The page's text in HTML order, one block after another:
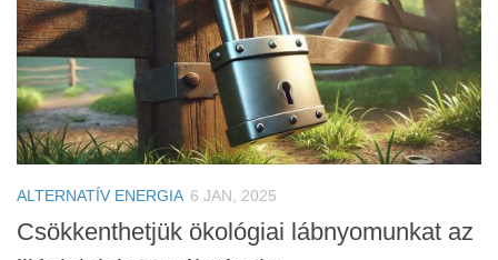
ALTERNATÍV ENERGIA 6 JAN, 2025
Csökkenthetjük ökológiai lábnyomunkat az